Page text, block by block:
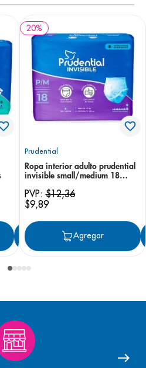
Agregar
20%
Prudential
Ropa interior adulto prudential
invisible small/medium 18
PVP:$12,36
$9,89
Agregar